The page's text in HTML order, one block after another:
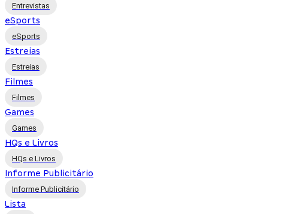
Entrevistas
eSports
eSports
Estreias
Estreias
Filmes
Filmes
Games
Games
HQs e Livros
HQs e Livros
Informe Publicitário
Informe Publicitário
Lista